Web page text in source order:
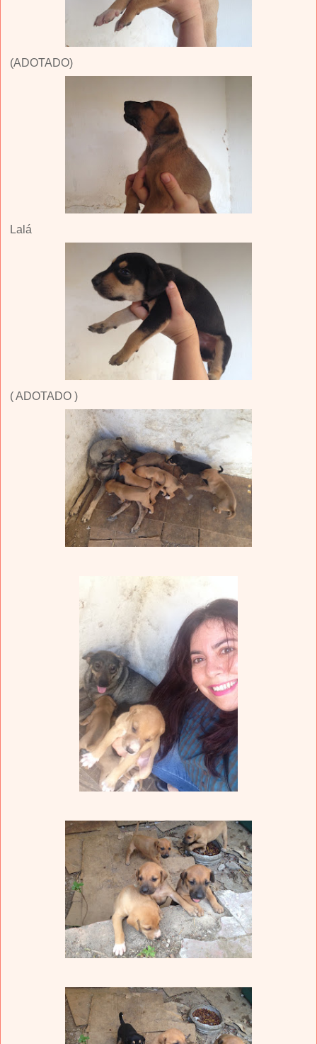
(ADOTADO)
Lalá
( ADOTADO )